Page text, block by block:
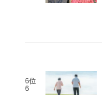
6位
6